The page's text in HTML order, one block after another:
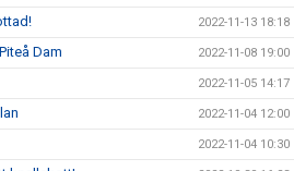
2022-11-13 18:18
Dam 2022-11-08 19:00
2022-11-05 14:17
2022-11-04 12:00
2022-11-04 10:30